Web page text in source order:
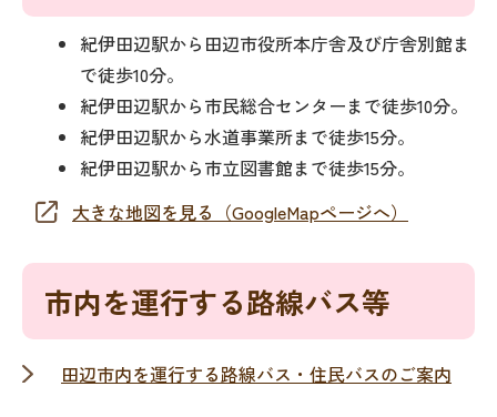
紀伊田辺駅から田辺市役所本庁舎及び庁舎別館ま
で徒歩10分。
紀伊田辺駅から市民総合センターまで徒歩10分。
紀伊田辺駅から水道事業所まで徒歩15分。
紀伊田辺駅から市立図書館まで徒歩15分。
大きな地図を見る（GoogleMapページへ）
市内を運行する路線バス等
田辺市内を運行する路線バス・住民バスのご案内